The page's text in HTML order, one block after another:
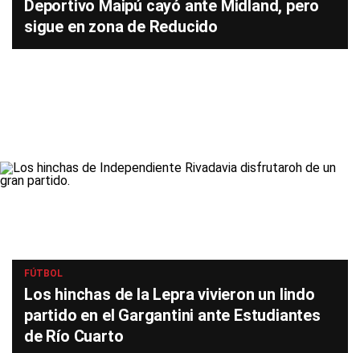
Deportivo Maipú cayó ante Midland, pero
sigue en zona de Reducido
FÚTBOL
Los hinchas de la Lepra vivieron un lindo
partido en el Gargantini ante Estudiantes
de Río Cuarto